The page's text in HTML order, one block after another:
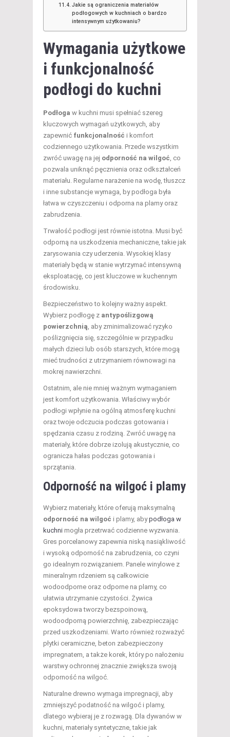
Jakie są ograniczenia materiałów
podłogowych w kuchniach o bardzo
intensywnym użytkowaniu?
Wymagania użytkowe
i funkcjonalność
podłogi do kuchni
Podłoga w kuchni musi spełniać szereg
kluczowych wymagań użytkowych, aby
zapewnić funkcjonalność i komfort
codziennego użytkowania. Przede wszystkim
zwróć uwagę na jej odporność na wilgoć , co
pozwala uniknąć pęcznienia oraz odkształceń
materiału. Regularne narażenie na wodę, tłuszcz
i inne substancje wymaga, by podłoga była
łatwa w czyszczeniu i odporna na plamy oraz
zabrudzenia.
Trwałość podłogi jest równie istotna. Musi być
odporną na uszkodzenia mechaniczne, takie jak
zarysowania czy uderzenia. Wysokiej klasy
materiały będą w stanie wytrzymać intensywną
eksploatację, co jest kluczowe w kuchennym
środowisku.
Bezpieczeństwo to kolejny ważny aspekt.
Wybierz podłogę z antypoślizgową
powierzchnią , aby zminimalizować ryzyko
poślizgnięcia się, szczególnie w przypadku
małych dzieci lub osób starszych, które mogą
mieć trudności z utrzymaniem równowagi na
mokrej nawierzchni.
Ostatnim, ale nie mniej ważnym wymaganiem
jest komfort użytkowania. Właściwy wybór
podłogi wpłynie na ogólną atmosferę kuchni
oraz twoje odczucia podczas gotowania i
spędzania czasu z rodziną. Zwróć uwagę na
materiały, które dobrze izolują akustycznie, co
ogranicza hałas podczas gotowania i
sprzątania.
Odporność na wilgoć i plamy
Wybierz materiały, które oferują maksymalną
odporność na wilgoć i plamy, abypodłoga w
kuchni mogła przetrwać codzienne wyzwania.
Gres porcelanowy zapewnia niską nasiąkliwość
i wysoką odporność na zabrudzenia, co czyni
go idealnym rozwiązaniem. Panele winylowe z
mineralnym rdzeniem są całkowicie
wodoodporne oraz odporne na plamy, co
ułatwia utrzymanie czystości. Żywica
epoksydowa tworzy bezspoinową,
wodoodporną powierzchnię, zabezpieczając
przed uszkodzeniami. Warto również rozważyć
płytki ceramiczne, beton zabezpieczony
impregnatem, a także korek, który po nałożeniu
warstwy ochronnej znacznie zwiększa swoją
odporność na wilgoć.
Naturalne drewno wymaga impregnacji, aby
zmniejszyć podatność na wilgoć i plamy,
dlatego wybieraj je z rozwagą. Dla dywanów w
kuchni, materiały syntetyczne, takie jak